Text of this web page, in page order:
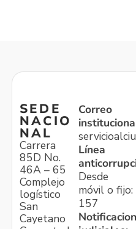
SEDE
NACIO
NAL
Carrera
85D No.
46A – 65
Complejo
logístico
San
Cayetano
Correo
Línea
Desde
móvil o fijo:
157